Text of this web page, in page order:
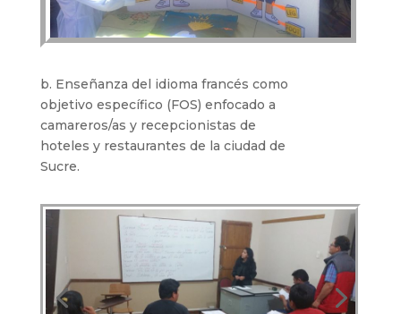
b. Enseñanza del idioma francés como
objetivo específico (FOS) enfocado a
camareros/as y recepcionistas de
hoteles y restaurantes de la ciudad de
Sucre.